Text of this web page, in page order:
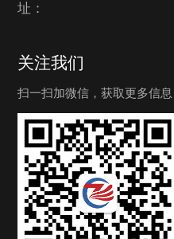
址：
关注我们
扫一扫加微信，获取更多信息